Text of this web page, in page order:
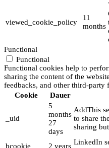
viewed_cookie_policy
11
months
Functional
Functional
Functional cookies help to
sharing the content of the
feedbacks, and other third-party
Cookie
Dauer
_uid
5
months
27
days
AddThis
to share
sharing
bcookie 2 years LinkedIn